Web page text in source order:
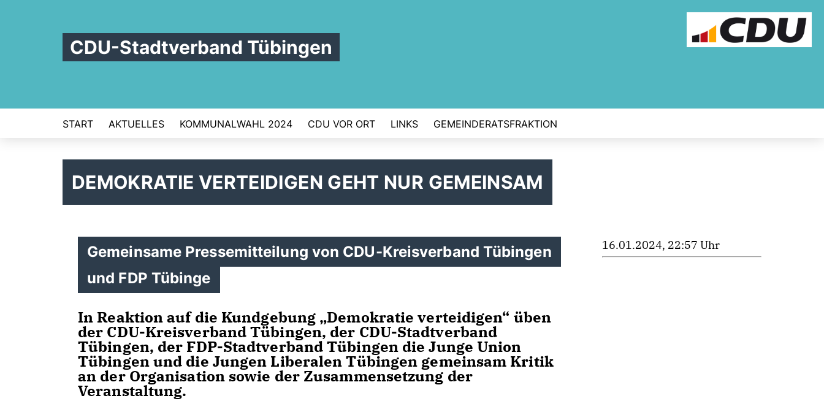
CDU-Stadtverband Tübingen
START AKTUELLES KOMMUNALWAHL 2024 CDU VOR ORT LINKS GEMEINDERATSFRAKTION
DEMOKRATIE VERTEIDIGEN GEHT NUR GEMEINSAM
Gemeinsame Pressemitteilung von CDU-Kreisverband Tübingen
und FDP Tübinge
In Reaktion auf die Kundgebung „Demokratie verteidigen“ üben
der CDU-Kreisverband Tübingen, der CDU-Stadtverband
Tübingen, der FDP-Stadtverband Tübingen die Junge Union
Tübingen und die Jungen Liberalen Tübingen gemeinsam Kritik
an der Organisation sowie der Zusammensetzung der
Veranstaltung.
16.01.2024, 22:57 Uhr